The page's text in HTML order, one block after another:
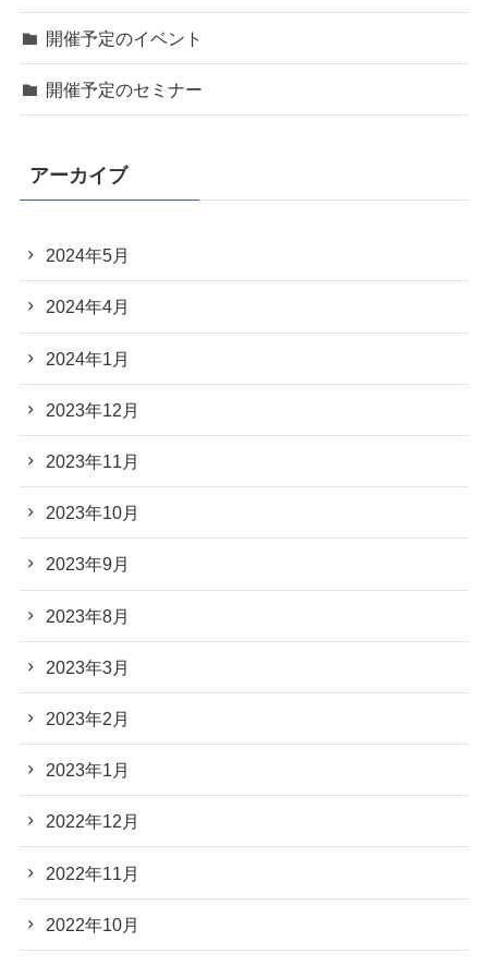
開催予定のイベント
開催予定のセミナー
アーカイブ
2024年5月
2024年4月
2024年1月
2023年12月
2023年11月
2023年10月
2023年9月
2023年8月
2023年3月
2023年2月
2023年1月
2022年12月
2022年11月
2022年10月